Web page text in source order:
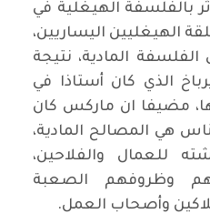
بالفلسفة الهيغلية في
الهيغليين اليساريين،
المادية، نتيجة
الذي كان أستاذا في
مضيفا ان ماركس كان
هي المصالح المادية،
للعمال والفلاحين،
وظروفهم الصعبة
وأصحاب العمل.